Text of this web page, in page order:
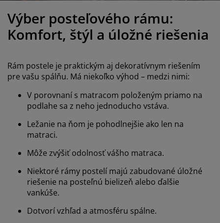
skrine
s úložným priestorom
matrace
postele
nábytku
osvetlenie
Výber posteľového rámu:
Komfort, štýl a úložné riešenia
Rám postele je praktickým aj dekoratívnym riešením
pre vašu spálňu. Má niekoľko výhod – medzi nimi:
V porovnaní s matracom položeným priamo na
podlahe sa z neho jednoducho vstáva.
Ležanie na ňom je pohodlnejšie ako len na
matraci.
Môže zvýšiť odolnosť vášho matraca.
Niektoré rámy postelí majú zabudované úložné
riešenie na posteľnú bielizeň alebo ďalšie
vankúše.
Dotvorí vzhľad a atmosféru spálne.